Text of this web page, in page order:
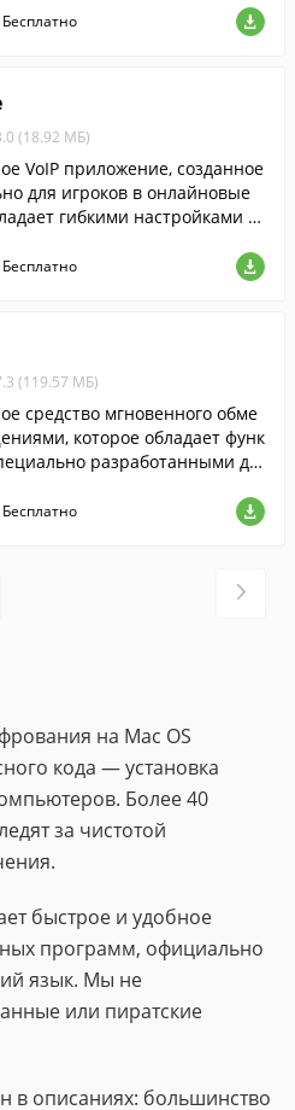
Бесплатно
(18.92 МБ)
VoIP приложение, созданное
для игроков в онлайновые
гибкими настройками з
поддерживает Direct3D.
Бесплатно
(119.57 МБ)
средство мгновенного обме
которое обладает функ
разработанными дл
Бесплатно
на Mac OS
кода — установка
Более 40
за чистотой
быстрое и удобное
программ, официально
язык. Мы не
или пиратские
в описаниях: большинство